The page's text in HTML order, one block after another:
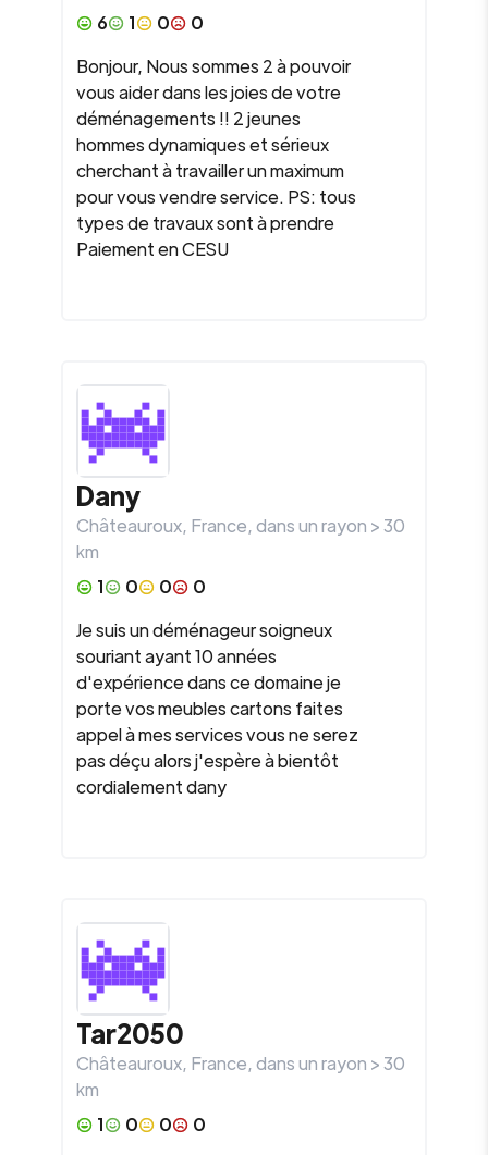
6
1 0
0
Bonjour, Nous sommes 2 à pouvoir
vous aider dans les joies de votre
déménagements !! 2 jeunes
hommes dynamiques et sérieux
cherchant à travailler un maximum
pour vous vendre service. PS: tous
types de travaux sont à prendre
Paiement en CESU
Dany
Châteauroux, France, dans un rayon >30
km
1
0 0
0
Je suis un déménageur soigneux
souriant ayant 10 années
d'expérience dans ce domaine je
porte vos meubles cartons faites
appel à mes services vous ne serez
pas déçu alors j'espère à bientôt
cordialement dany
Tar2050
Châteauroux, France, dans un rayon >30
km
1
0 0 0